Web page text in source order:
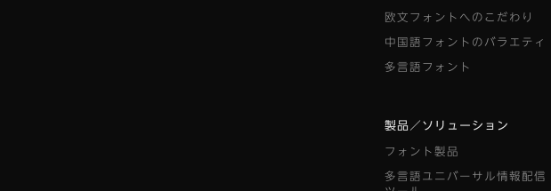
欧文フォントへのこだわり
中国語フォントのバラエティ
多言語フォント
製品／ソリューション
フォント製品
多言語ユニバーサル情報配信